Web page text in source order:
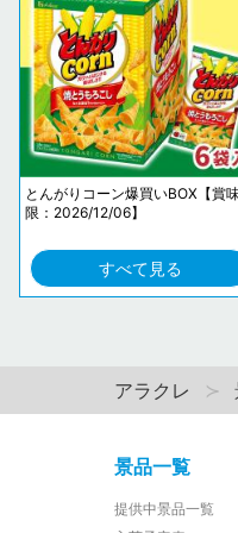
とんがりコーン爆買いBOX【賞
限：2026/12/06】
すべて見る
アラクレ
景品一覧
提供中景品一覧